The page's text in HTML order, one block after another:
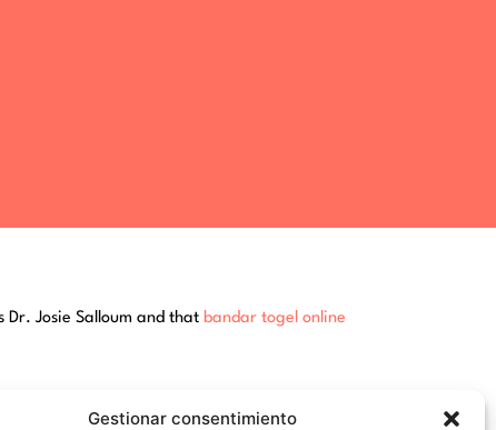
Gestionar consentimiento
Dr. Josie Salloum and that bandar togel online